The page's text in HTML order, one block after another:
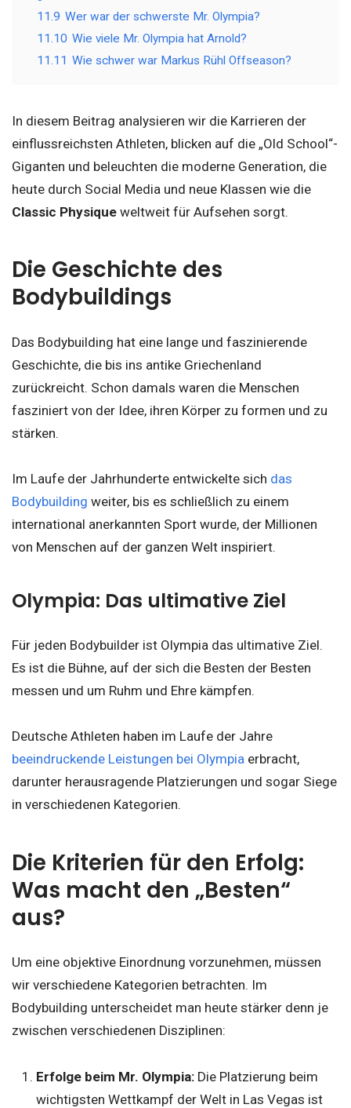
11.9 Wer war der schwerste Mr. Olympia?
11.10 Wie viele Mr. Olympia hat Arnold?
11.11 Wie schwer war Markus Rühl Offseason?
In diesem Beitrag analysieren wir die Karrieren der
einflussreichsten Athleten, blicken auf die „Old School“-
Giganten und beleuchten die moderne Generation, die
heute durch Social Media und neue Klassen wie die
Classic Physique weltweit für Aufsehen sorgt.
Die Geschichte des
Bodybuildings
Das Bodybuilding hat eine lange und faszinierende
Geschichte, die bis ins antike Griechenland
zurückreicht. Schon damals waren die Menschen
fasziniert von der Idee, ihren Körper zu formen und zu
stärken.
Im Laufe der Jahrhunderte entwickelte sich das
Bodybuilding weiter, bis es schließlich zu einem
international anerkannten Sport wurde, der Millionen
von Menschen auf der ganzen Welt inspiriert.
Olympia: Das ultimative Ziel
Für jeden Bodybuilder ist Olympia das ultimative Ziel.
Es ist die Bühne, auf der sich die Besten der Besten
messen und um Ruhm und Ehre kämpfen.
Deutsche Athleten haben im Laufe der Jahre
beeindruckende Leistungen bei Olympia erbracht,
darunter herausragende Platzierungen und sogar Siege
in verschiedenen Kategorien.
Die Kriterien für den Erfolg:
Was macht den „Besten“
aus?
Um eine objektive Einordnung vorzunehmen, müssen
wir verschiedene Kategorien betrachten. Im
Bodybuilding unterscheidet man heute stärker denn je
zwischen verschiedenen Disziplinen:
Erfolge beim Mr. Olympia:Die Platzierung beim
wichtigsten Wettkampf der Welt in Las Vegas ist